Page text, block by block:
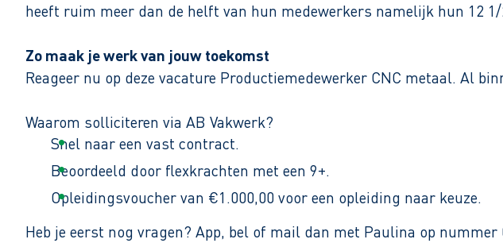
heeft ruim meer dan de helft van hun medewerkers namelijk hun 12
Zo maak je werk van jouw toekomst
Reageer nu op deze vacature Productiemedewerker CNC metaal. Al
Waarom solliciteren via AB Vakwerk?
Snel naar een vast contract.
Beoordeeld door flexkrachten met een 9+.
Opleidingsvoucher van €1.000,00 voor een opleiding naar keuze.
Heb je eerst nog vragen? App, bel of mail dan met Paulina op